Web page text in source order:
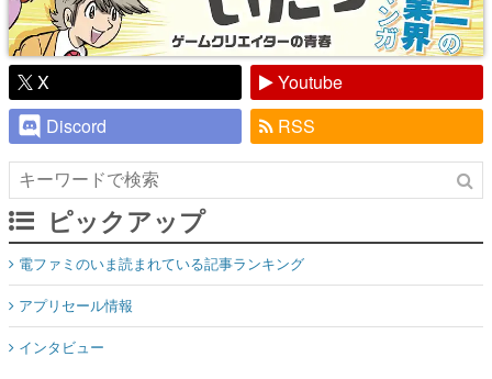
X
Youtube
Discord
RSS
ピックアップ
電ファミのいま読まれている記事ランキング
アプリセール情報
インタビュー